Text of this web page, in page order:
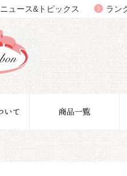
ニュース&トピックス ラン